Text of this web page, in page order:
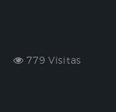
779 Visitas